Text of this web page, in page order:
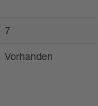
7
Vorhanden